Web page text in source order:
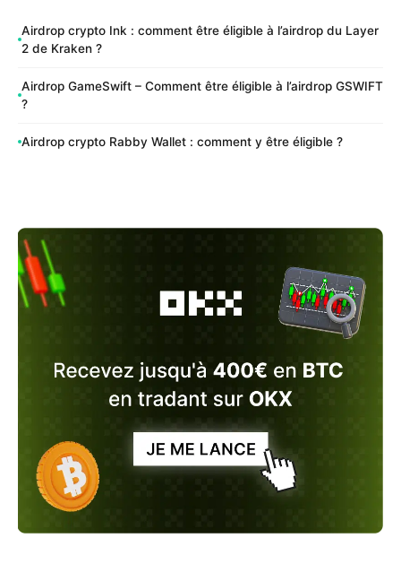
Airdrop crypto Ink : comment être éligible à l’airdrop du Layer
2 de Kraken ?
Airdrop GameSwift – Comment être éligible à l’airdrop GSWIFT
?
Airdrop crypto Rabby Wallet : comment y être éligible ?